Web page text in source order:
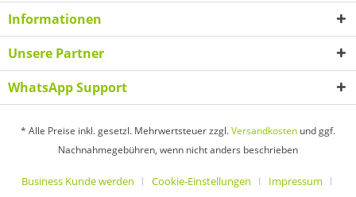
Informationen
Unsere Partner
WhatsApp Support
* Alle Preise inkl. gesetzl. Mehrwertsteuer zzgl.Versandkosten und ggf.
Nachnahmegebühren, wenn nicht anders beschrieben
Business Kunde werden Cookie-Einstellungen
Impressum